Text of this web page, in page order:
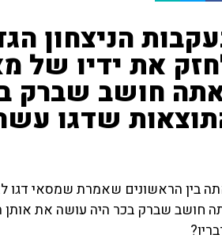
הניצחון
את ידיו של
חושב שברק
שדגו
בין הראשונים שאמרת שמסאי דגו
חושב שברק בכר היה עושה את אותן